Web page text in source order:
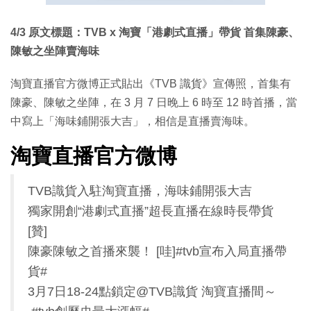
4/3 原文標題：TVB x 淘寶「港劇式直播」帶貨 首集陳豪、
陳敏之坐陣賣海味
淘寶直播官方微博正式貼出《TVB 識貨》宣傳照，首集有
陳豪、陳敏之坐陣，在 3 月 7 日晚上 6 時至 12 時首播，當
中寫上「海味鋪開張大吉」，相信是直播賣海味。
淘寶直播官方微博
TVB識貨入駐淘寶直播，海味鋪開張大吉
獨家開創“港劇式直播”超長直播在線時長帶貨
[贊]
陳豪陳敏之首播來襲！ [哇]#tvb宣布入局直播帶
貨#
3月7日18-24點鎖定@TVB識貨 淘寶直播間～